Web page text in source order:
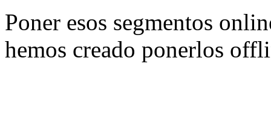
Poner esos segmentos
hemos creado ponerlos